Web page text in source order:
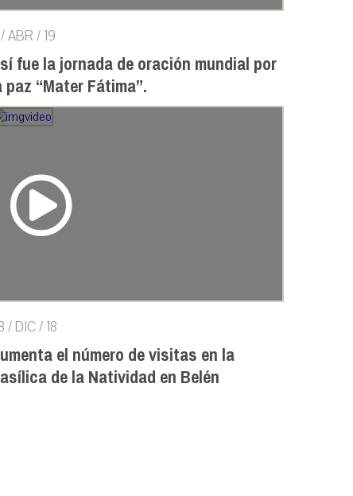
/ ABR / 19
fue la jornada de oración mundial por
paz “Mater Fátima”.
/ DIC / 18
el número de visitas en la
de la Natividad en Belén